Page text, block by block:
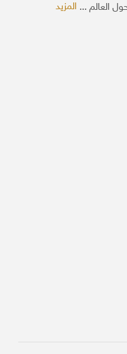
العالم ...المزيد